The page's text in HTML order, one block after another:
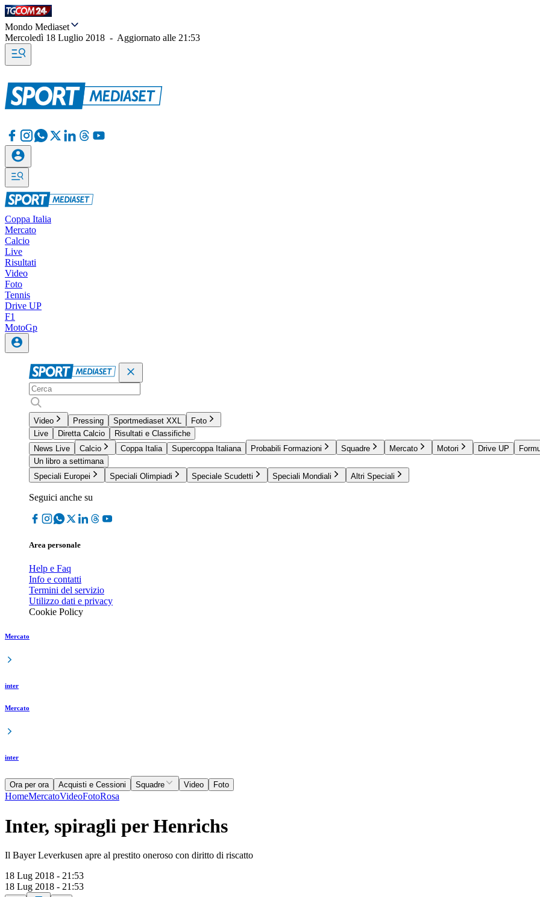
Mondo Mediaset
Mercoledì 18 Luglio 2018 - Aggiornato alle 21:53
Coppa Italia
Mercato
Calcio
Live
Risultati
Video
Foto
Tennis
Drive UP
F1
MotoGp
Video Pressing Sportmediaset XXL
Foto
Live
Diretta Calcio
Risultati e Classifiche
News Live
Calcio Coppa Italia Supercoppa Italiana Probabili Formazioni Squadre Mercato Motori Drive UP
Un libro a settimana
Speciali Europei
Speciali Olimpiadi Speciale Scudetti Speciali Mondiali Altri Speciali
Seguici anche su
Area personale
Help e Faq
Info e contatti
Termini del servizio
Utilizzo dati e privacy
Cookie Policy
Mercato
inter
Mercato
inter
Ora per ora Acquisti e Cessioni Squadre Video Foto
HomeMercatoVideoFotoRosa
Inter, spiragli per Henrichs
Il Bayer Leverkusen apre al prestito oneroso con diritto di riscatto
18 Lug 2018 - 21:53
18 Lug 2018 - 21:53